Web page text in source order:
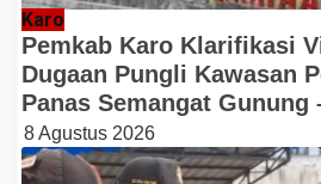
Karo
Pemkab Karo Klarifikasi
Dugaan Pungli Kawasan
Panas Semangat Gunung
8 Agustus 2026